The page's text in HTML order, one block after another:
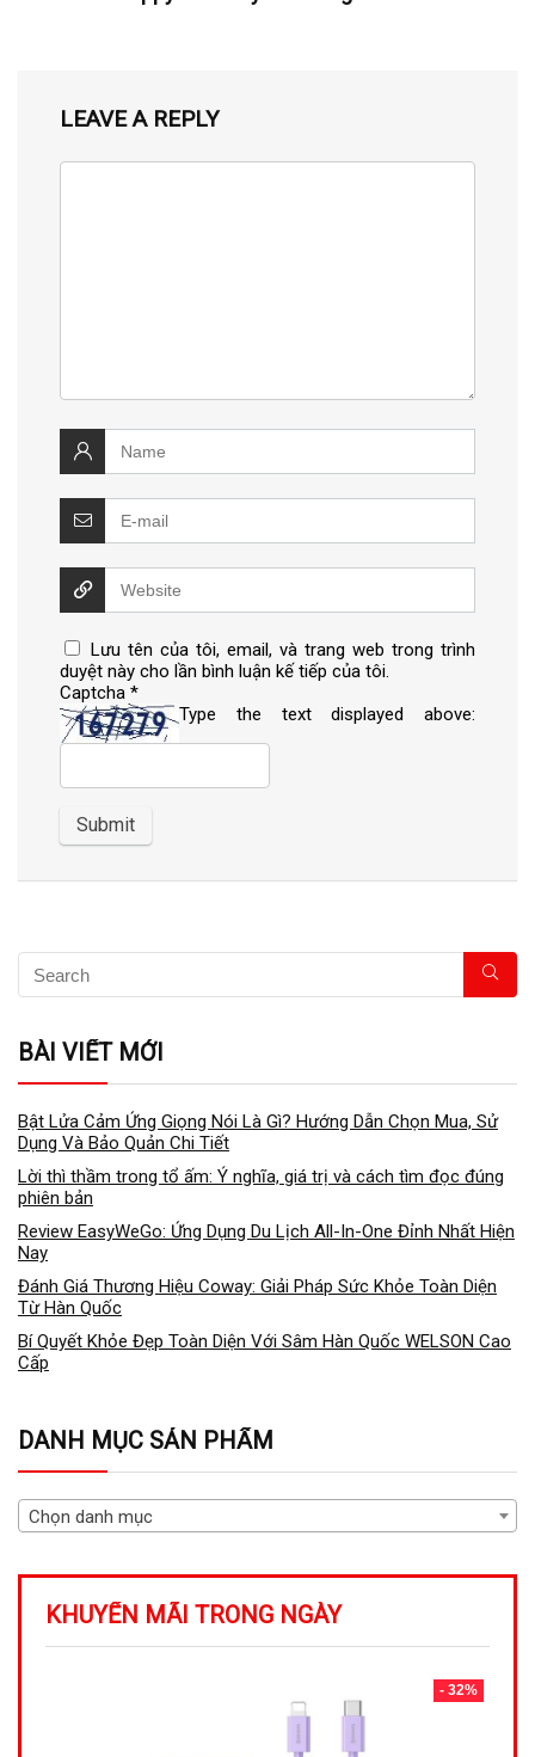
LEAVE A REPLY
Lưu tên của tôi, email, và trang web trong trình
duyệt này cho lần bình luận kế tiếp của tôi.
Captcha *
Type the text displayed above:
BÀI VIẾT MỚI
Bật Lửa Cảm Ứng Giọng Nói Là Gì? Hướng Dẫn Chọn Mua, Sử
Dụng Và Bảo Quản Chi Tiết
Lời thì thầm trong tổ ấm: Ý nghĩa, giá trị và cách tìm đọc đúng
phiên bản
Review EasyWeGo: Ứng Dụng Du Lịch All-In-One Đỉnh Nhất Hiện
Nay
Đánh Giá Thương Hiệu Coway: Giải Pháp Sức Khỏe Toàn Diện
Từ Hàn Quốc
Bí Quyết Khỏe Đẹp Toàn Diện Với Sâm Hàn Quốc WELSON Cao
Cấp
DANH MỤC SẢN PHẨM
Chọn danh mục
KHUYẾN MÃI TRONG NGÀY
- 32%